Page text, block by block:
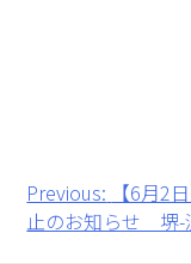
投
稿
Previous:
【6月2
止のお知らせ 堺-